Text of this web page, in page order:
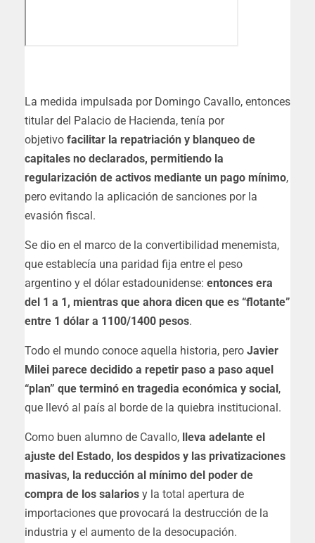
La medida impulsada por Domingo Cavallo, entonces
titular del Palacio de Hacienda, tenía por
objetivo facilitar la repatriación y blanqueo de
capitales no declarados, permitiendo la
regularización de activos mediante un pago mínimo,
pero evitando la aplicación de sanciones por la
evasión fiscal.
Se dio en el marco de la convertibilidad menemista,
que establecía una paridad fija entre el peso
argentino y el dólar estadounidense: entonces era
del 1 a 1, mientras que ahora dicen que es “flotante”
entre 1 dólar a 1100/1400 pesos.
Todo el mundo conoce aquella historia, pero Javier
Milei parece decidido a repetir paso a paso aquel
“plan” que terminó en tragedia económica y social,
que llevó al país al borde de la quiebra institucional.
Como buen alumno de Cavallo, lleva adelante el
ajuste del Estado, los despidos y las privatizaciones
masivas, la reducción al mínimo del poder de
compra de los salarios y la total apertura de
importaciones que provocará la destrucción de la
industria y el aumento de la desocupación.